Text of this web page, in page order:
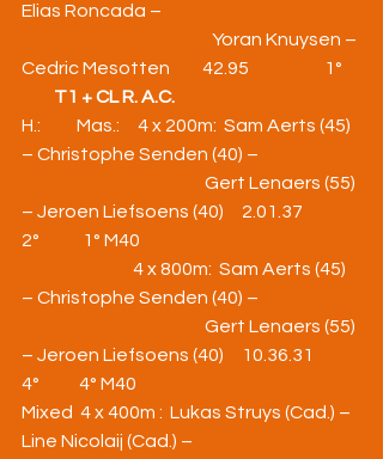
Elias Roncada –
Yoran Knuysen –
Cedric Mesotten         42.95                     1°
T1 + CL R. A.C.
H.:          Mas.:     4 x 200m:  Sam Aerts (45)
– Christophe Senden (40) –
Gert Lenaers (55)
– Jeroen Liefsoens (40)     2.01.37
2°            1° M40
4 x 800m:  Sam Aerts (45)
– Christophe Senden (40) –
Gert Lenaers (55)
– Jeroen Liefsoens (40)     10.36.31
4°           4° M40
Mixed  4 x 400m :  Lukas Struys (Cad.) –
Line Nicolaij (Cad.) –